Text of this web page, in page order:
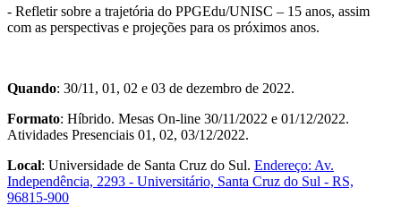
- Refletir sobre a trajetória do PPGEdu/UNISC – 15 anos, assim
com as perspectivas e projeções para os próximos anos.
Quando: 30/11, 01, 02 e 03 de dezembro de 2022.
Formato: Híbrido. Mesas On-line 30/11/2022 e 01/12/2022.
Atividades Presenciais 01, 02, 03/12/2022.
Local: Universidade de Santa Cruz do Sul. Endereço: Av.
Independência, 2293 - Universitário, Santa Cruz do Sul - RS,
96815-900